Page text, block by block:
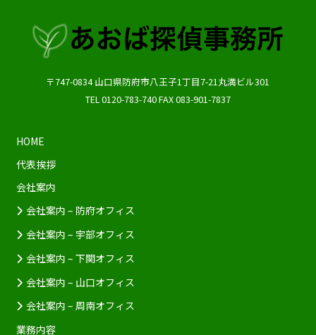
〒747-0834山口県防府市八王子1丁目7-21丸満ビル301
TEL0120-783-740FAX083-901-7837
HOME
代表挨拶
会社案内
会社案内 – 防府オフィス
会社案内 – 宇部オフィス
会社案内 – 下関オフィス
会社案内 – 山口オフィス
会社案内 – 周南オフィス
業務内容